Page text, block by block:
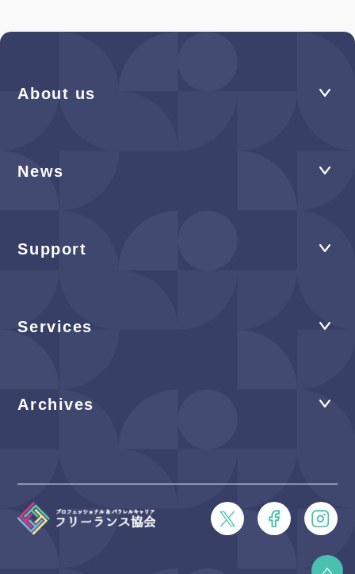
About us
News
Support
Services
Archives